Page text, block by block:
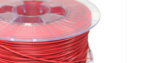
Services
Academy